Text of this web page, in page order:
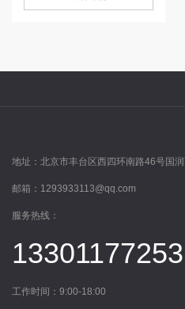
地址： 北京市丰台区西四环南路46号国
邮箱： 1293933113@qq.com
服务热线：
13301177253
工作时间：9:00-18:00